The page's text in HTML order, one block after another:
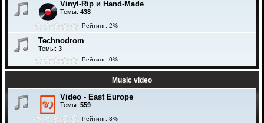
Vinyl-Rip и Hand-Made
Темы: 438
Рейтинг: 2%
Technodrom
Темы: 3
Рейтинг: 0%
Music video
Video - East Europe
Темы: 559
Рейтинг: 3%